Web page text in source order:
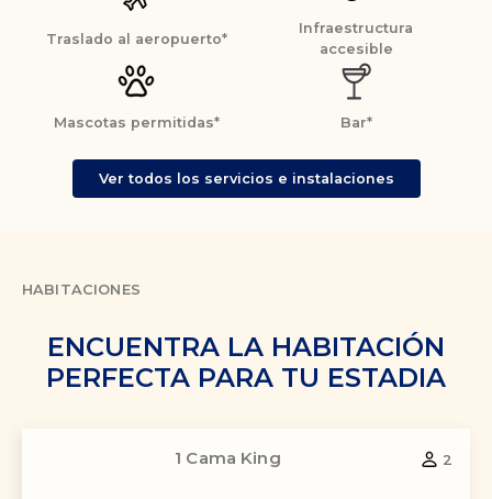
Traslado al aeropuerto*
Infraestructura
accesible
Mascotas permitidas* Bar*
Ver todos los servicios e instalaciones
HABITACIONES
ENCUENTRA LA HABITACIÓN
PERFECTA PARA TU ESTADIA
1 Cama King 2